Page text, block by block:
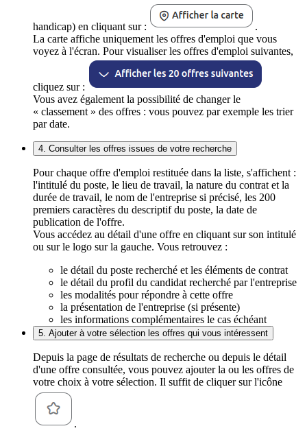
handicap) en cliquant sur :
.
La carte affiche uniquement les offres d'emploi que vous
voyez à l'écran. Pour visualiser les offres d'emploi suivantes,
cliquez sur :
Vous avez également la possibilité de changer le
« classement » des offres : vous pouvez par exemple les trier
par date.
4. Consulter les offres issues de votre recherche
Pour chaque offre d'emploi restituée dans la liste, s'affichent :
l'intitulé du poste, le lieu de travail, la nature du contrat et la
durée de travail, le nom de l'entreprise si précisé, les 200
premiers caractères du descriptif du poste, la date de
publication de l'offre.
Vous accédez au détail d'une offre en cliquant sur son intitulé
ou sur le logo sur la gauche. Vous retrouvez :
le détail du poste recherché et les éléments de contrat
le détail du profil du candidat recherché par l'entreprise
les modalités pour répondre à cette offre
la présentation de l'entreprise (si présente)
les informations complémentaires le cas échéant
5. Ajouter à votre sélection les offres qui vous intéressent
Depuis la page de résultats de recherche ou depuis le détail
d'une offre consultée, vous pouvez ajouter la ou les offres de
votre choix à votre sélection. Il suffit de cliquer sur l'icône
.